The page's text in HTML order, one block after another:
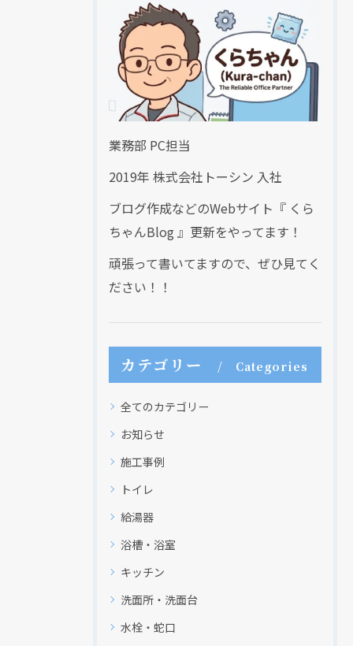
業務部 PC担当
2019年 株式会社トーシン 入社
ブログ作成などのWebサイト『 くら
ちゃんBlog 』更新をやってます！
頑張って書いてますので、ぜひ見てく
ださい！！
カテゴリー Categories
全てのカテゴリー
お知らせ
施工事例
トイレ
給湯器
浴槽・浴室
キッチン
洗面所・洗面台
水栓・蛇口